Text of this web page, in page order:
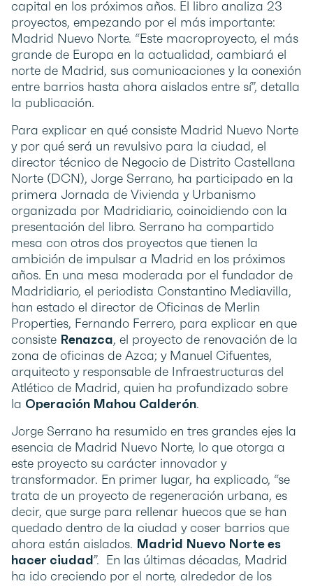
capital en los próximos años. El libro analiza 23
proyectos, empezando por el más importante:
Madrid Nuevo Norte. “Este macroproyecto, el más
grande de Europa en la actualidad, cambiará el
norte de Madrid, sus comunicaciones y la conexión
entre barrios hasta ahora aislados entre sí”, detalla
la publicación.
Para explicar en qué consiste Madrid Nuevo Norte
y por qué será un revulsivo para la ciudad, el
director técnico de Negocio de Distrito Castellana
Norte (DCN), Jorge Serrano, ha participado en la
primera Jornada de Vivienda y Urbanismo
organizada por Madridiario, coincidiendo con la
presentación del libro. Serrano ha compartido
mesa con otros dos proyectos que tienen la
ambición de impulsar a Madrid en los próximos
años. En una mesa moderada por el fundador de
Madridiario, el periodista Constantino Mediavilla,
han estado el director de Oficinas de Merlin
Properties, Fernando Ferrero, para explicar en que
consiste Renazca, el proyecto de renovación de la
zona de oficinas de Azca; y Manuel Cifuentes,
arquitecto y responsable de Infraestructuras del
Atlético de Madrid, quien ha profundizado sobre
la Operación Mahou Calderón.
Jorge Serrano ha resumido en tres grandes ejes la
esencia de Madrid Nuevo Norte, lo que otorga a
este proyecto su carácter innovador y
transformador. En primer lugar, ha explicado, “se
trata de un proyecto de regeneración urbana, es
decir, que surge para rellenar huecos que se han
quedado dentro de la ciudad y coser barrios que
ahora están aislados. Madrid Nuevo Norte es
hacer ciudad”. En las últimas décadas, Madrid
ha ido creciendo por el norte, alrededor de los